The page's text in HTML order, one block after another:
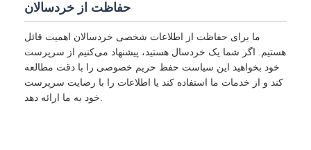
حفاظت از خردسالان
ما برای حفاظت از اطلاعات شخصی خردسالان اهمیت قائل
هستیم. اگر شما یک خردسال هستید، پیشنهاد می‌کنیم از سرپرست
خود بخواهید این سیاست حفظ حریم خصوصی را با دقت مطالعه
کند و از خدمات ما استفاده کند یا اطلاعات را با رضایت سرپرست